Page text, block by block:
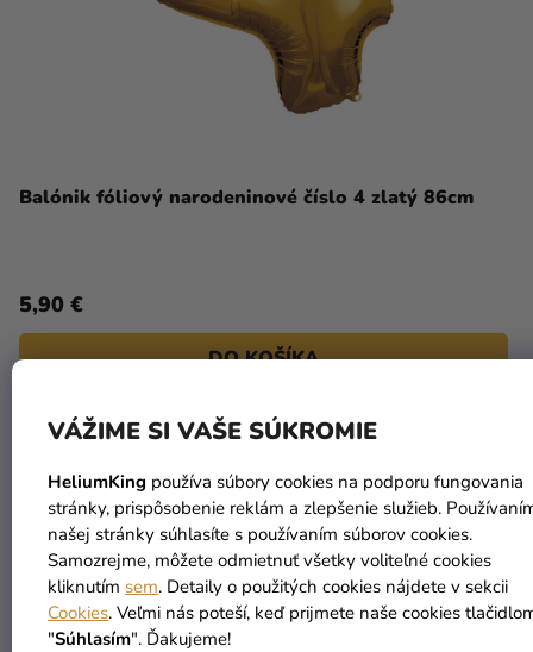
VÁŽIME SI VAŠE SÚKROMIE
HeliumKing používa súbory cookies na podporu fungovania
stránky, prispôsobenie reklám a zlepšenie služieb.
našej stránky súhlasíte s používaním súborov cookies.
Samozrejme, môžete odmietnuť všetky voliteľné cookies
kliknutím sem. Detaily o použitých cookies nájdete v sekcii
Cookies. Veľmi nás poteší, keď prijmete naše cookies
"Súhlasím". Ďakujeme!
Balónik fóliový narodeninové číslo 4 zlatý 86cm
5,90 €
DO KOŠÍKA